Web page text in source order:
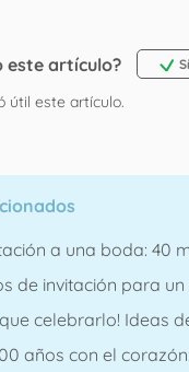
este artículo? Sí
útil este artículo.
a una boda: 40
de invitación para
que celebrarlo! Ideas
años con el